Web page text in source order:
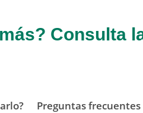
Consulta
Preguntas frecuentes